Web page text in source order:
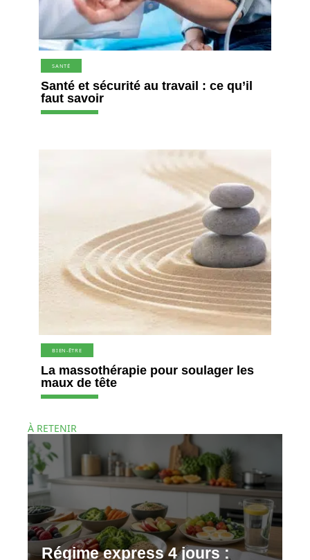
SANTÉ
Santé et sécurité au travail : ce qu’il
faut savoir
BIEN-ÊTRE
La massothérapie pour soulager les
maux de tête
À RETENIR
Régime express 4 jours :